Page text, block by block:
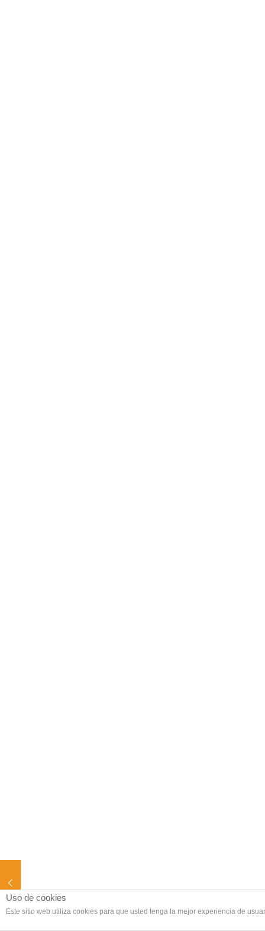
Uso de cookies
Este sitio web utiliza cookies para que usted tenga la mejor experiencia de